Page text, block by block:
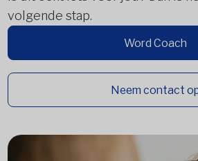
volgende stap.
Word Coach
Neem contact